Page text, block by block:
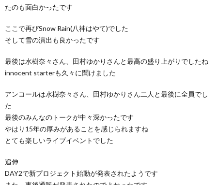
たのも面白かったです
ここで再びSnow Rain(八神はやて)でした
そして雪の演出も良かったです
最後は水樹奈々さん、田村ゆかりさんと最高の盛り上がりでしたね
innocent starterも久々に聞けました
アンコールは水樹奈々さん、田村ゆかりさん二人と最後に全員でし
た
最後のみんなのトークが中々深かったです
やはり15年の厚みがあることを感じられますね
とても楽しいライブイベントでした
追伸
DAY2で新プロジェクト始動が発表されたようです